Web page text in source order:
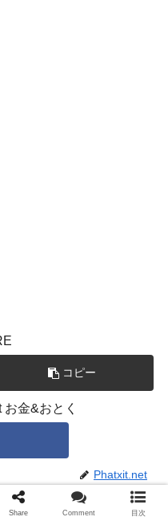
コピー
金&おとく
Phatxit.net
Share Comment 目次